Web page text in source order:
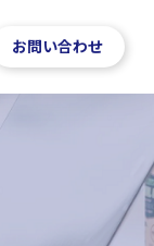
お問い合わせ